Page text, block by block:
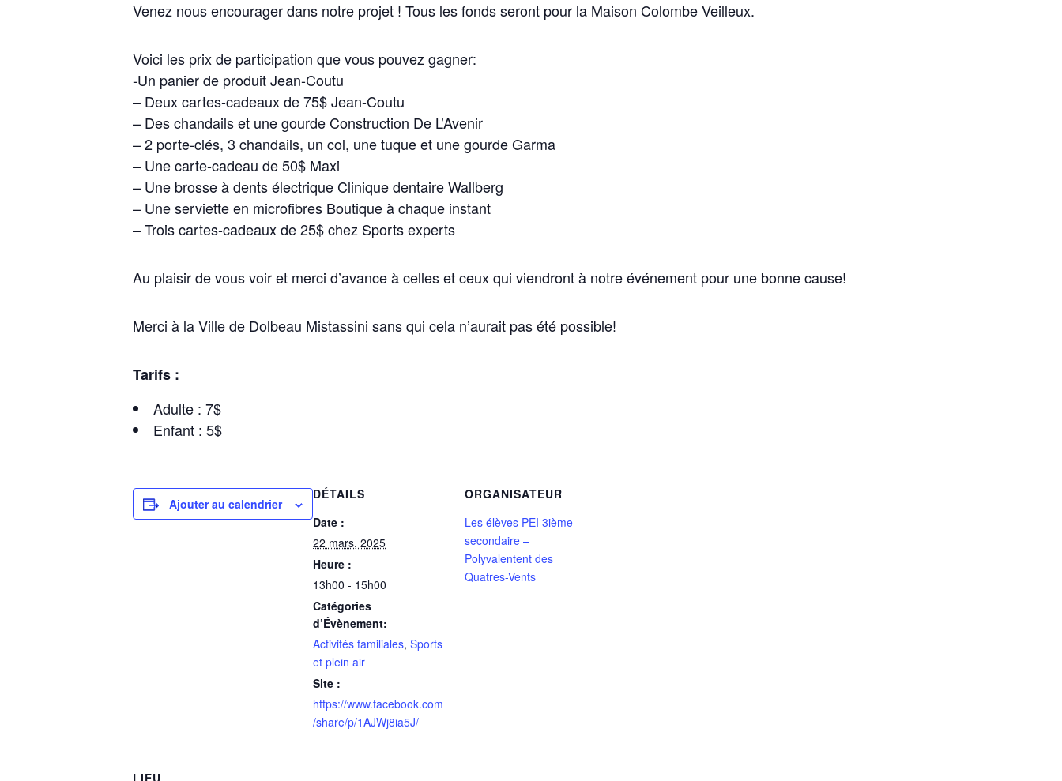
Venez nous encourager dans notre projet ! Tous les fonds seront pour la Maison Colombe Veilleux.
Voici les prix de participation que vous pouvez gagner:
-Un panier de produit Jean-Coutu
– Deux cartes-cadeaux de 75$ Jean-Coutu
– Des chandails et une gourde Construction De L’Avenir
– 2 porte-clés, 3 chandails, un col, une tuque et une gourde Garma
– Une carte-cadeau de 50$ Maxi
– Une brosse à dents électrique Clinique dentaire Wallberg
– Une serviette en microfibres Boutique à chaque instant
– Trois cartes-cadeaux de 25$ chez Sports experts
Au plaisir de vous voir et merci d’avance à celles et ceux qui viendront à notre événement pour une bonne cause!
Merci à la Ville de Dolbeau Mistassini sans qui cela n’aurait pas été possible!
Tarifs :
Adulte : 7$
Enfant : 5$
Ajouter au calendrier
DÉTAILS
Date :
22 mars, 2025
Heure :
13h00 - 15h00
Catégories
d’Évènement:
Activités familiales, Sports
et plein air
Site :
https://www.facebook.com
/share/p/1AJWj8ia5J/
ORGANISATEUR
Les élèves PEI 3ième
secondaire –
Polyvalentent des
Quatres-Vents
LIEU